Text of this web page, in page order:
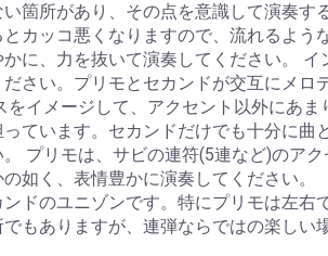
箇所があり、その点を意識して演奏す
カッコ悪くなりますので、流れるよう
に、力を抜いて演奏してください。 イ
さい。プリモとセカンドが交互にメロ
イメージして、アクセント以外にあま
ています。セカンドだけでも十分に曲
プリモは、サビの連符(5連など)のアク
如く、表情豊かに演奏してください。
ドのユニゾンです。特にプリモは左右
もありますが、連弾ならではの楽しい